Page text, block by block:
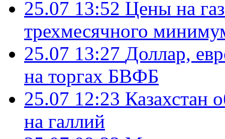
25.07 13:52 Цены на
трехмесячного
25.07 13:27 Доллар,
на торгах БВФБ
25.07 12:23 Казахстан
на галлий